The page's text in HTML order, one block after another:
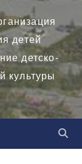
детей
детско-
культуры